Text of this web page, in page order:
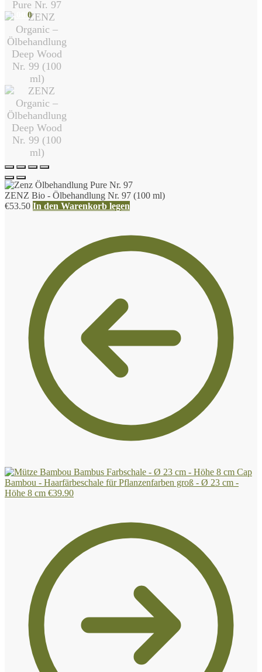
€0.00 0
ZENZ Bio - Ölbehandlung Nr. 97 (100 ml)
€53.50 In den Warenkorb legen
Cap
Bambou - Haarfärbeschale für Pflanzenfarben groß - Ø 23 cm -
Höhe 8 cm €39.90